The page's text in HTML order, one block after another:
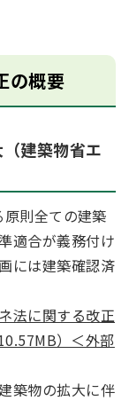
の概要
建築物省エ
則全ての建築
適合が義務付け
には建築確認済
法に関する改正
）＜外部
築物の拡大に伴